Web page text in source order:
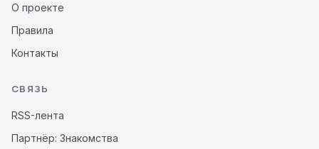
О проекте
Правила
Контакты
СВЯЗЬ
RSS-лента
Партнёр: Знакомства